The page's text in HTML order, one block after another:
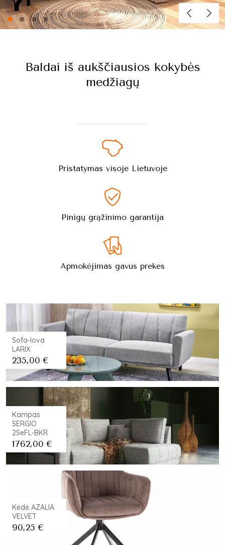
Baldai iš aukščiausios kokybės
medžiagų
Pristatymas visoje Lietuvoje
Pinigų grąžinimo garantija
Apmokėjimas gavus prekes
Sofa-lova
LARIX
235,00 €
Kampas
SERGIO
2SeFL-BKR
1762,00 €
Kėdė AZALIA
VELVET
90,25 €